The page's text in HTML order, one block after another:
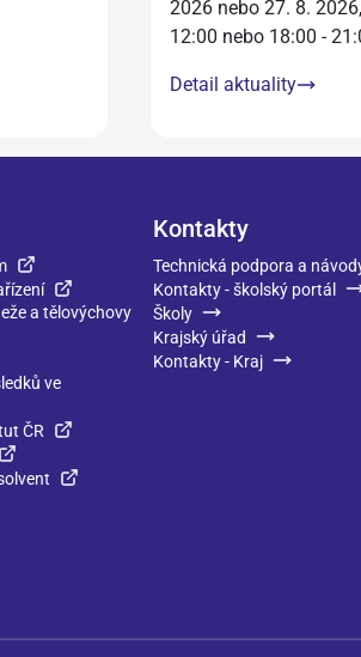
2026 nebo 27. 8.
12:00 nebo 18:00 -
Detail aktuality
a tělovýchovy
ve
ČR
Kontakty
Technická podpora a
Kontakty - školský portál
Školy
Krajský úřad
Kontakty - Kraj